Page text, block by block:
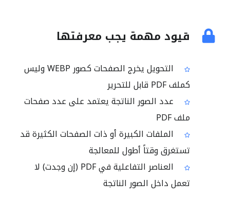
قيود مهمة يجب معرفتها
التحويل يخرج الصفحات كصور WEBP وليس
كملف PDF قابل للتحرير
عدد الصور الناتجة يعتمد على عدد صفحات
ملف PDF
الملفات الكبيرة أو ذات الصفحات الكثيرة قد
تستغرق وقتاً أطول للمعالجة
العناصر التفاعلية في PDF (إن وجدت) لا
تعمل داخل الصور الناتجة